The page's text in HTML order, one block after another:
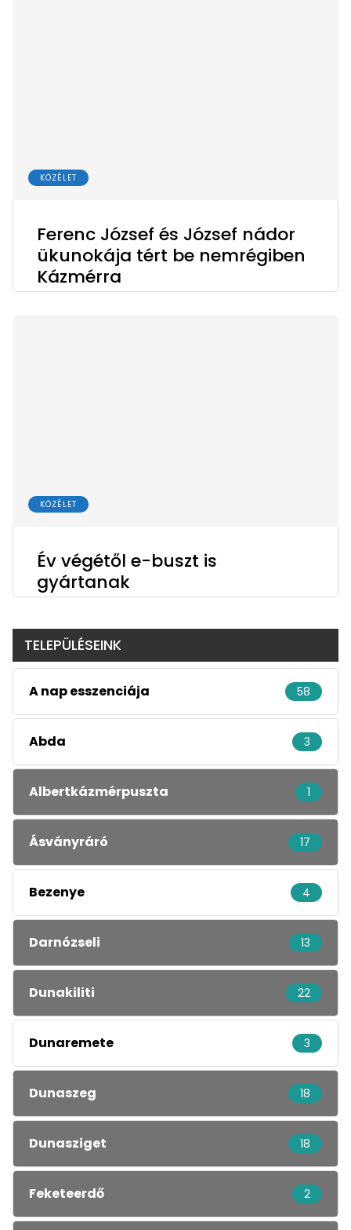
KÖZÉLET
Ferenc József és József nádor
ükunokája tért be nemrégiben
Kázmérra
KÖZÉLET
Év végétől e-buszt is
gyártanak
TELEPÜLÉSEINK
A nap esszenciája 58
Abda 3
Albertkázmérpuszta 1
Ásványráró 17
Bezenye 4
Darnózseli 13
Dunakiliti 22
Dunaremete 3
Dunaszeg 18
Dunasziget 18
Feketeerdő 2